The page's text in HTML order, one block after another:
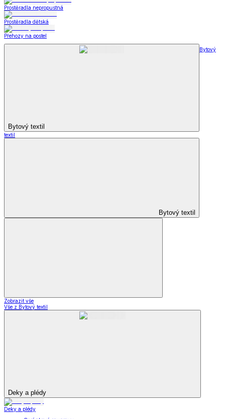
Prostěradla nepropustná
Prostěradla dětská
Přehozy na postel
Bytový textil
Bytový
textil
Bytový textil
Zobrazit vše
Vše z Bytový textil
Deky a plédy
Deky a plédy